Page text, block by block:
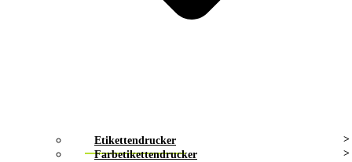
Etikettendrucker
Farbetikettendrucker